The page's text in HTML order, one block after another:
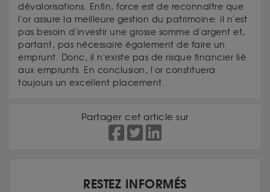
dévalorisations. Enfin, force est de reconnaître que
l'or assure la meilleure gestion du patrimoine: il n'est
pas besoin d'investir une grosse somme d'argent et,
partant, pas nécessaire également de faire un
emprunt. Donc, il n'existe pas de risque financier lié
aux emprunts. En conclusion, l'or constituera
toujours un excellent placement.
Partager cet article sur
RESTEZ INFORMÉS